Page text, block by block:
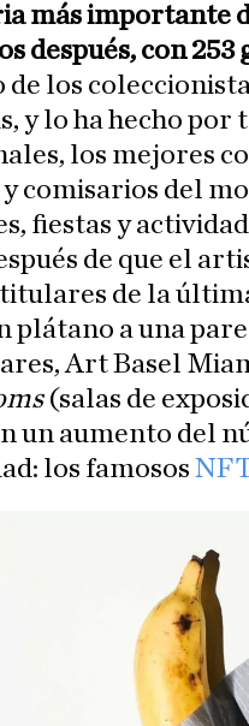
más importante
después, con 253
los
y lo ha hecho por
los mejores
comisarios del
fiestas y
de que el
de la
plátano a una
Art Basel
(salas de
un aumento del
los famosos